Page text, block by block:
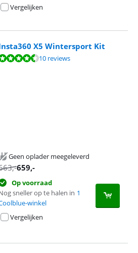
Vergelijken
X5 Wintersport Kit
gebaseerd op 10 reviews.
10 reviews
Geen oplader meegeleverd
,-659,-
Op voorraad
sneller op te halen in 1
winkel
Vergelijken